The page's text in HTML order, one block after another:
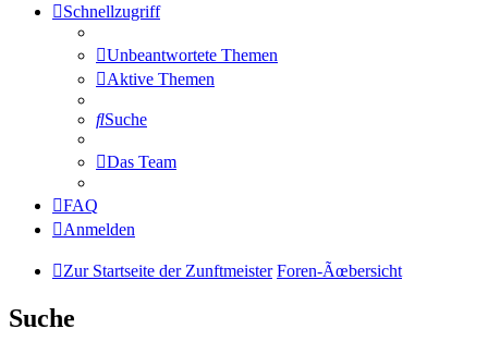
Schnellzugriff
Unbeantwortete Themen
Aktive Themen
Suche
Das Team
FAQ
Anmelden
Zur Startseite der Zunftmeister Foren-Ãœbersicht
Suche